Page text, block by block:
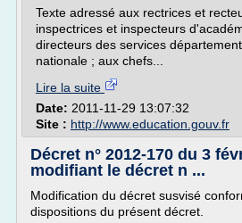
Texte adressé aux rectrices et
inspectrices et inspecteurs
directeurs des services
nationale ; aux chefs...
Lire la suite
Date: 2011-11-29 13:07:32
Site : http://www.education.gouv.fr
Décret n° 2012-170 du 3
modifiant le décret n ...
Modification du décret susvisé
dispositions du présent décret.